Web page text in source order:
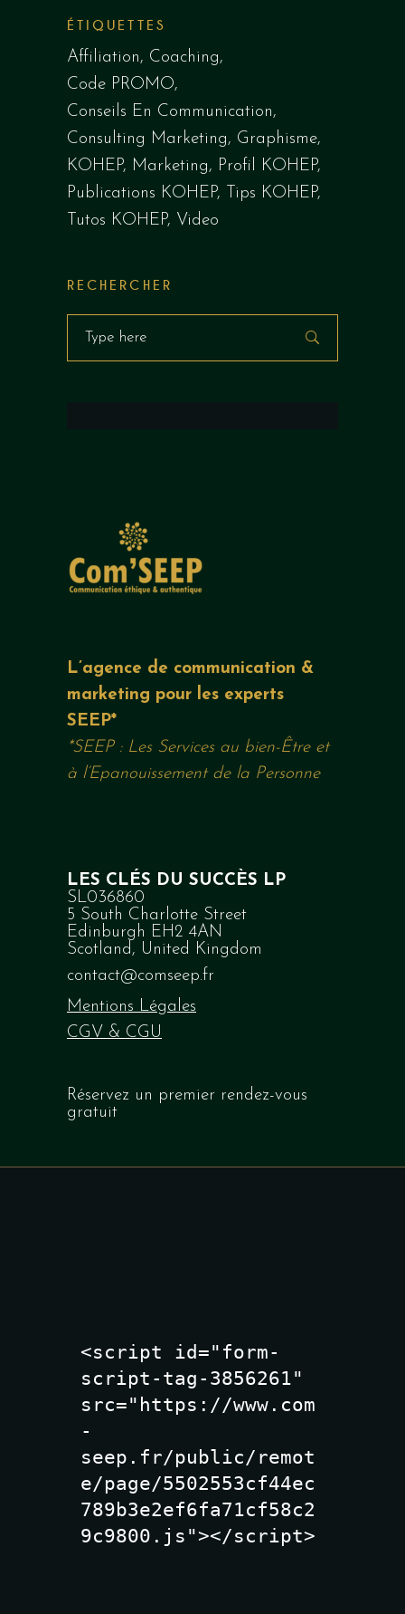
ÉTIQUETTES
Affiliation
Coaching
Code PROMO
Conseils En Communication
Consulting Marketing
Graphisme
KOHEP
Marketing
Profil KOHEP
Publications KOHEP
Tips KOHEP
Tutos KOHEP Video
RECHERCHER
Search
L’agence de communication &
marketing pour les experts
SEEP*
*SEEP : Les Services au bien-Être et
à l’Epanouissement de la Personne
LES CLÉS DU SUCCÈS LP
SL036860
5 South Charlotte Street
Edinburgh EH2 4AN
Scotland, United Kingdom
contact@comseep.fr
Mentions Légales
CGV & CGU
Réservez un premier rendez-vous
gratuit
<script id="form-
script-tag-3856261"
src="https://www.com
-
seep.fr/public/remot
e/page/5502553cf44ec
789b3e2ef6fa71cf58c2